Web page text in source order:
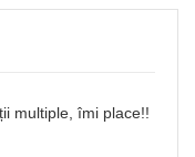
multiple, îmi place!!